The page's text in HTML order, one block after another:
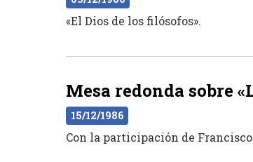
«El Dios de los filósofos».
Mesa redonda sobre
15/12/1986
Con la participación de Francisco